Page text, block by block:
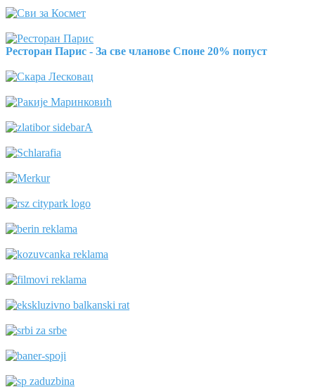
Ресторан Парис - За све чланове Споне 20% попуст